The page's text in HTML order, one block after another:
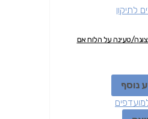
לתיקון
טעינה על הלוח אם
נוסף